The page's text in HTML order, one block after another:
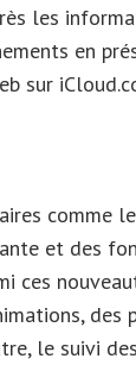
les
en
sur
comme
et des
ces
des
le suivi